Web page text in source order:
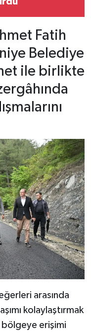
Fatih
Belediye
ile birlikte
arasında
kolaylaştırmak
bölgeye erişimi